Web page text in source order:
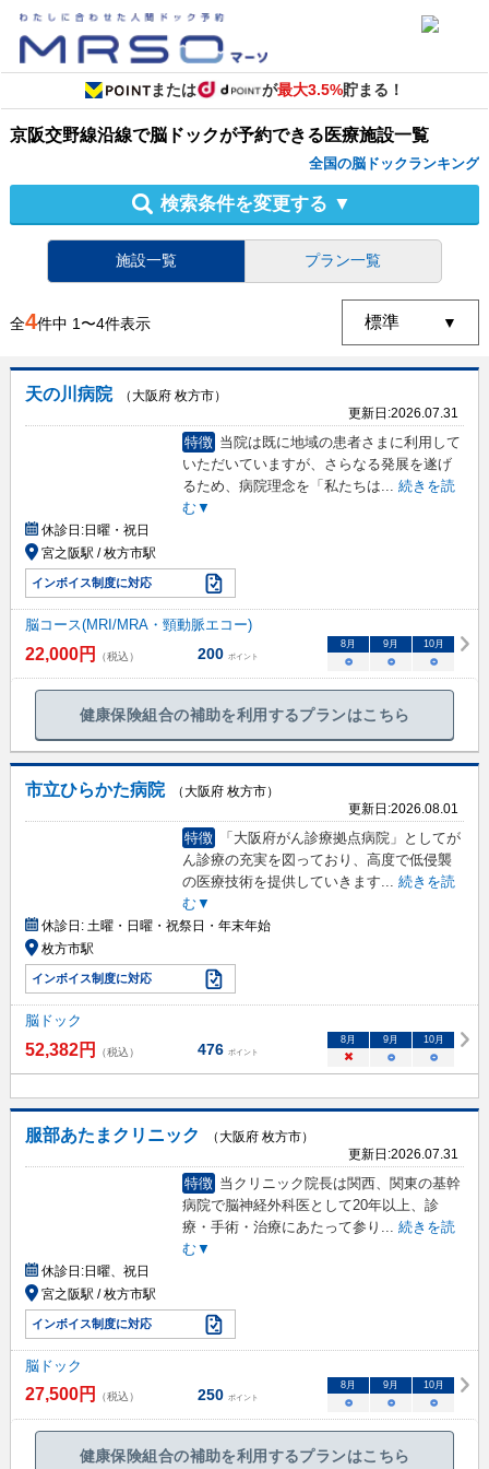
または が最大3.5%貯まる！
京阪交野線沿線で脳ドックが予約できる医療施設一覧
全国の脳ドックランキング
検索条件を変更する ▼
施設一覧 プラン一覧
全4件中 1〜4件表示
天の川病院
（大阪府 枚方市）
更新日:2026.07.31
特徴 当院は既に地域の患者さまに利用して
いただいていますが、さらなる発展を遂げ
るため、病院理念を「私たちは... 続きを読
む▼
休診日:日曜・祝日
宮之阪駅 / 枚方市駅
インボイス制度に対応
脳コース(MRI/MRA・頸動脈エコー)
22,000円 （税込） 200 ポイント
8月 9月 10月
○ ○ ○
健康保険組合の補助を利用するプランはこちら
市立ひらかた病院
（大阪府 枚方市）
更新日:2026.08.01
特徴
「大阪府がん診療拠点病院」としてが
ん診療の充実を図っており、高度で低侵襲
の医療技術を提供していきます... 続きを読
む▼
休診日:土曜・日曜・祝祭日・年末年始
枚方市駅
インボイス制度に対応
脳ドック
52,382円 （税込） 476 ポイント
8月 9月 10月
× ○ ○
服部あたまクリニック
（大阪府 枚方市）
更新日:2026.07.31
特徴 当クリニック院長は関西、関東の基幹
病院で脳神経外科医として20年以上、診
療・手術・治療にあたって参り
続きを読
む▼
休診日:日曜、祝日
宮之阪駅 / 枚方市駅
インボイス制度に対応
脳ドック
27,500円 （税込） 250 ポイント
8 月 9 月 10月
○ ○ ○
健康保険組合の補助を利用するプランはこちら